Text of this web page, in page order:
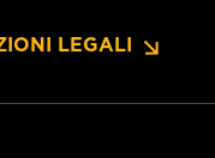
LEGALI